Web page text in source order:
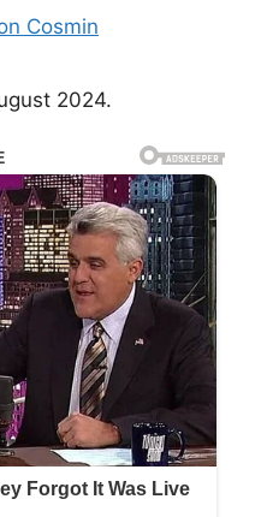
Cosmin
2024.